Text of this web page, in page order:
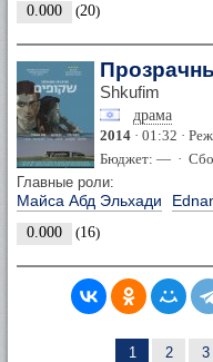
0.000 (20)
Shkufim
драма
2014 · 01:32 ·
Бюджет: — ·
Главные роли:
Майса Абд Эльхади
0.000 (16)
1 2 3